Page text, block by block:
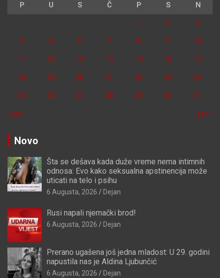
P U S Č P S N
1 2 3
4 5 6 7 8 9 10
11 12 13 14 15 16 17
18 19 20 21 22 23 24
25 26 27 28 29 30 31
« apr jun »
Novo
Šta se dešava kada duže vreme nema intimnih
odnosa: Evo kako seksualna apstinencija može
uticati na telo i psihu
6 Augusta, 2026 Dejan
Rusi napali njemački brod!
6 Augusta, 2026 Dejan
Prerano ugašena još jedna mladost: U 29. godini
napustila nas je Aldina Ljubunčić
6 Augusta, 2026 Dejan